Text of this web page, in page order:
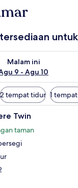
Malam ini
9 - Agu 10
untuk malam
2 tempat tidur 1
Seprai
Twin
taman